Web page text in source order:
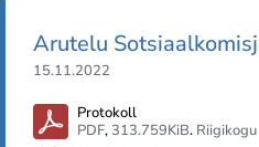
Arutelu
15.11.2022
Protokoll
PDF, 313.759KiB.